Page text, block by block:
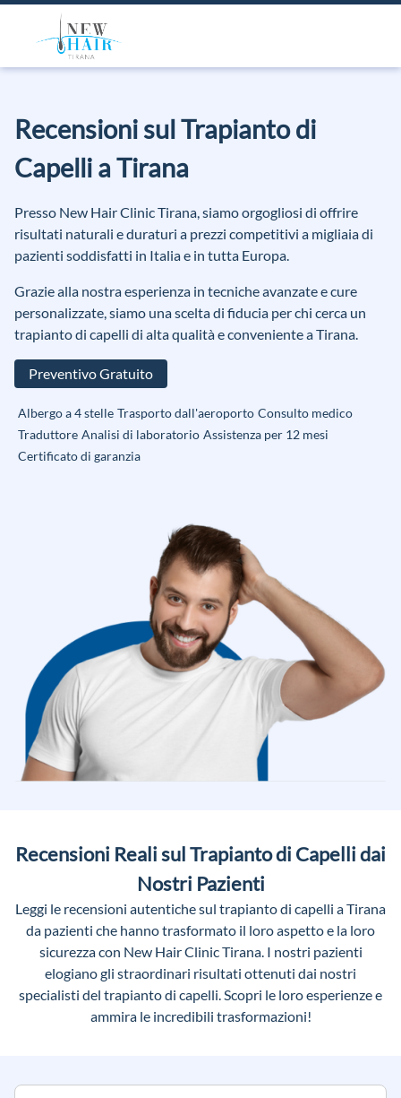
Recensioni sul Trapianto di
Capelli a Tirana
Presso New Hair Clinic Tirana, siamo orgogliosi di offrire
risultati naturali e duraturi a prezzi competitivi a migliaia di
pazienti soddisfatti in Italia e in tutta Europa.
Grazie alla nostra esperienza in tecniche avanzate e cure
personalizzate, siamo una scelta di fiducia per chi cerca un
trapianto di capelli di alta qualità e conveniente a Tirana.
Preventivo Gratuito
Albergo a 4 stelle Trasporto dall'aeroporto Consulto medico
Traduttore Analisi di laboratorio Assistenza per 12 mesi
Certificato di garanzia
Recensioni Reali sul Trapianto di Capelli dai
Nostri Pazienti
Leggi le recensioni autentiche sul trapianto di capelli a Tirana
da pazienti che hanno trasformato il loro aspetto e la loro
sicurezza con New Hair Clinic Tirana. I nostri pazienti
elogiano gli straordinari risultati ottenuti dai nostri
specialisti del trapianto di capelli. Scopri le loro esperienze e
ammira le incredibili trasformazioni!